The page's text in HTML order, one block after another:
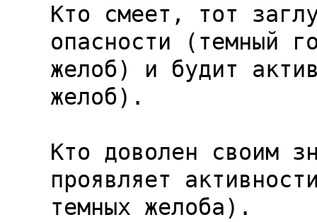
Кто смеет, тот
опасности (темный
желоб) и будит
желоб).
Кто доволен своим
проявляет
темных желоба).